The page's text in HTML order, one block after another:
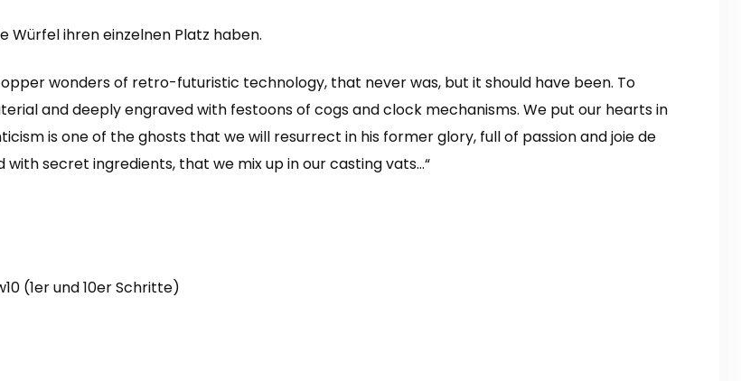
Würfel ihren einzelnen Platz haben.
wonders of retro-futuristic technology, that never was, but it should have been. To
and deeply engraved with festoons of cogs and clock mechanisms. We put our hearts in
is one of the ghosts that we will resurrect in his former glory, full of passion and joie de
secret ingredients, that we mix up in our casting vats…“
(1er und 10er Schritte)